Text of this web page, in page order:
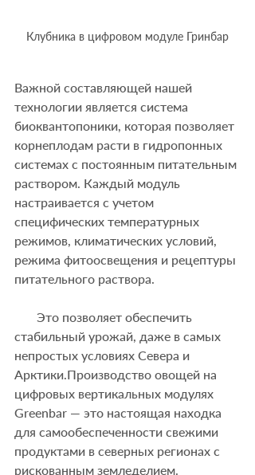
Клубника в цифровом модуле Гринбар
Важной составляющей нашей
технологии является система
биоквантопоники, которая позволяет
корнеплодам расти в гидропонных
системах с постоянным питательным
раствором. Каждый модуль
настраивается с учетом
специфических температурных
режимов, климатических условий,
режима фитоосвещения и рецептуры
питательного раствора.
стабильный урожай, даже в самых
непростых условиях Севера и
Арктики.Производство овощей на
цифровых вертикальных модулях
Greenbar — это настоящая находка
для самообеспеченности свежими
продуктами в северных регионах с
рискованным земледелием.